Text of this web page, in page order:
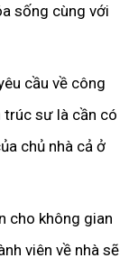
sống cùng với
cầu về công
trúc sư là cần có
chủ nhà cả ở
cho không gian
viên về nhà sẽ